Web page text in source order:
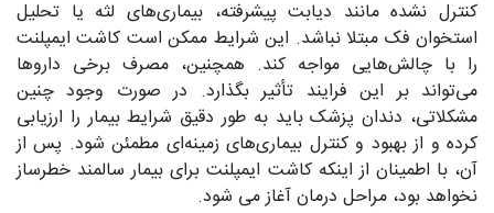
کنترل نشده مانند دیابت پیشرفته، بیماری‌های لثه یا تحلیل
استخوان فک مبتلا نباشد. این شرایط ممکن است کاشت ایمپلنت
را با چالش‌هایی مواجه کند. همچنین، مصرف برخی داروها
می‌تواند بر این فرایند تأثیر بگذارد. در صورت وجود چنین
مشکلاتی، دندان پزشک باید به طور دقیق شرایط بیمار را ارزیابی
کرده و از بهبود و کنترل بیماری‌های زمینه‌ای مطمئن شود. پس از
آن، با اطمینان از اینکه کاشت ایمپلنت برای بیمار سالمند خطرساز
نخواهد بود، مراحل درمان آغاز می شود.